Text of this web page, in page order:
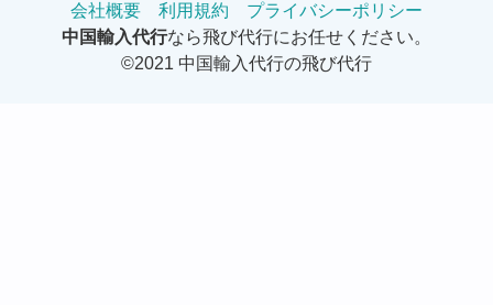
会社概要 利用規約
プライバシーポリシー
中国輸入代行なら飛び代行にお任せください。
©2021 中国輸入代行の飛び代行